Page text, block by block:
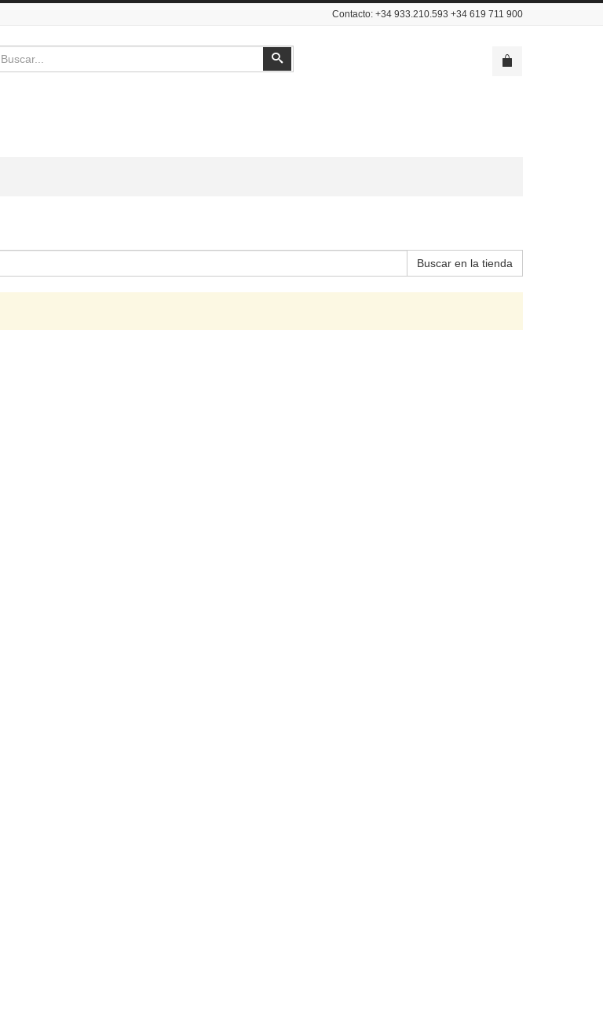
Contacto: +34 933.210.593 +34 619 711 900
Buscar
Buscar en la tienda